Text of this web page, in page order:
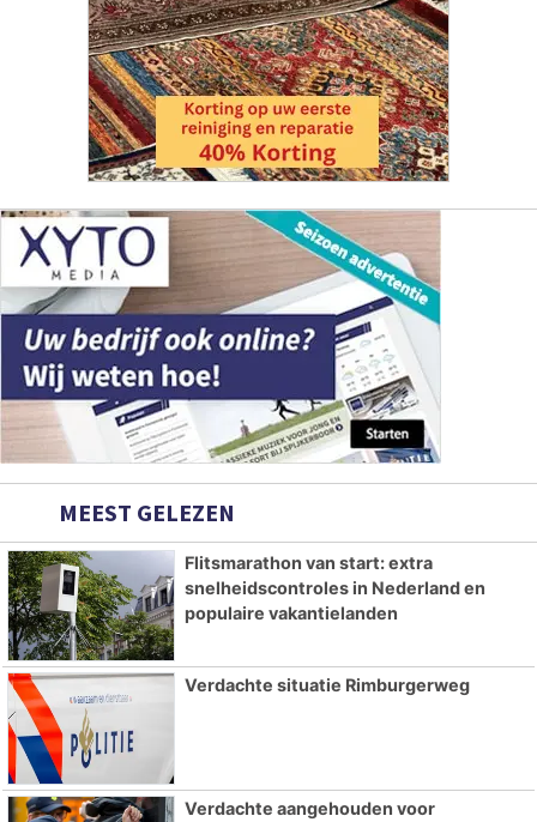
MEEST GELEZEN
Flitsmarathon van start: extra
snelheidscontroles in Nederland en
populaire vakantielanden
Verdachte situatie Rimburgerweg
Verdachte aangehouden voor